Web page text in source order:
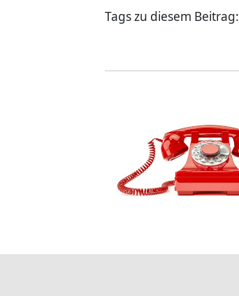
Tags zu diesem Beitrag: